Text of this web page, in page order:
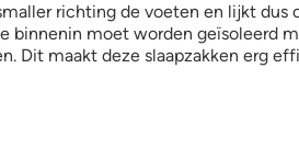
richting de voeten en lijkt dus
binnenin moet worden geïsoleerd
Dit maakt deze slaapzakken erg